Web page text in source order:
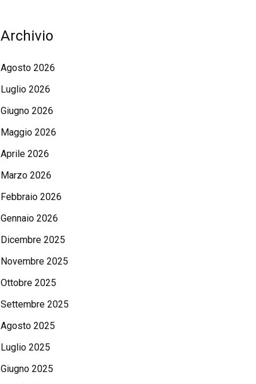
Archivio
Agosto 2026
Luglio 2026
Giugno 2026
Maggio 2026
Aprile 2026
Marzo 2026
Febbraio 2026
Gennaio 2026
Dicembre 2025
Novembre 2025
Ottobre 2025
Settembre 2025
Agosto 2025
Luglio 2025
Giugno 2025